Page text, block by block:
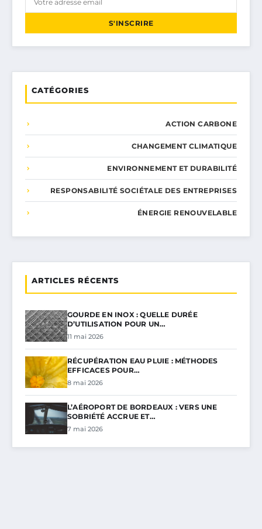
S'INSCRIRE
CATÉGORIES
ACTION CARBONE
CHANGEMENT CLIMATIQUE
ENVIRONNEMENT ET DURABILITÉ
RESPONSABILITÉ SOCIÉTALE DES ENTREPRISES
ÉNERGIE RENOUVELABLE
ARTICLES RÉCENTS
GOURDE EN INOX : QUELLE DURÉE
D’UTILISATION POUR UN…
11 mai 2026
RÉCUPÉRATION EAU PLUIE : MÉTHODES
EFFICACES POUR…
8 mai 2026
L’AÉROPORT DE BORDEAUX : VERS UNE
SOBRIÉTÉ ACCRUE ET…
7 mai 2026